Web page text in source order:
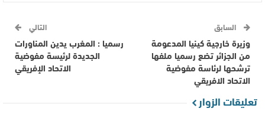
السابق
وزيرة خارجية كينيا المدعومة
من الجزائر تضع رسميا ملفها
ترشحها لرئاسة مفوضية
الاتحاد الافريقي‎
التالي
رسميا : المغرب يدين المناورات
الجديدة لرئيسة مفوضية
الاتحاد الإفريقي
تعليقات الزوار